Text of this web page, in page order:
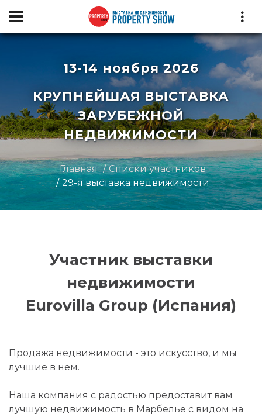
13-14 ноября 2026
КРУПНЕЙШАЯ ВЫСТАВКА
ЗАРУБЕЖНОЙ
НЕДВИЖИМОСТИ
Главная
Списки участников
29-я выставка недвижимости
Участник выставки
недвижимости
Eurovilla Group (Испания)
Продажа недвижимости - это искусство, и мы
лучшие в нем.
Наша компания с радостью предоставит вам
лучшую недвижимость в Марбелье с видом на